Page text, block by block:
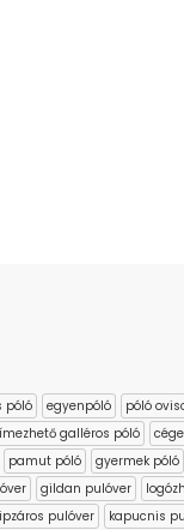
póló egyenpóló
póló
galléros póló
pamut póló gyermek póló
gildan pulóver
pulóver kapucnis